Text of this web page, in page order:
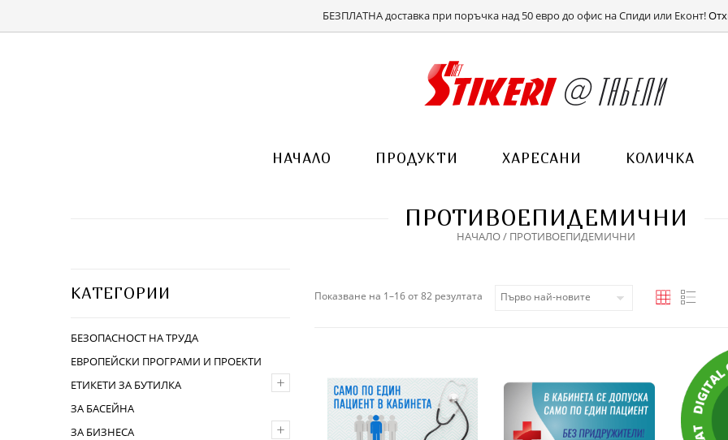
БЕЗПЛАТНА доставка при поръчка над 50 евро до офис на Спиди или Еконт!
ВХОД РЕГИСТРАЦИЯ
НАЧАЛО ПРОДУКТИ ХАРЕСАНИ КОЛИЧКА
ПРОТИВОЕПИДЕМИЧНИ
НАЧАЛО/ ПРОТИВОЕПИДЕМИЧНИ
КАТЕГОРИИ
БЕЗОПАСНОСТ НА ТРУДА
ЕВРОПЕЙСКИ ПРОГРАМИ И ПРОЕКТИ
+
ЕТИКЕТИ ЗА БУТИЛКА
ЗА БАСЕЙНА
+
ЗА БИЗНЕСА
Показване на 1–16 от 82 резултата Sorted by latest